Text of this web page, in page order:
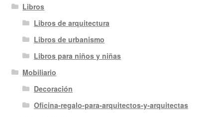
Libros
Libros de arquitectura
Libros de urbanismo
Libros para niños y niñas
Mobiliario
Decoración
Oficina-regalo-para-arquitectos-y-arquitectas